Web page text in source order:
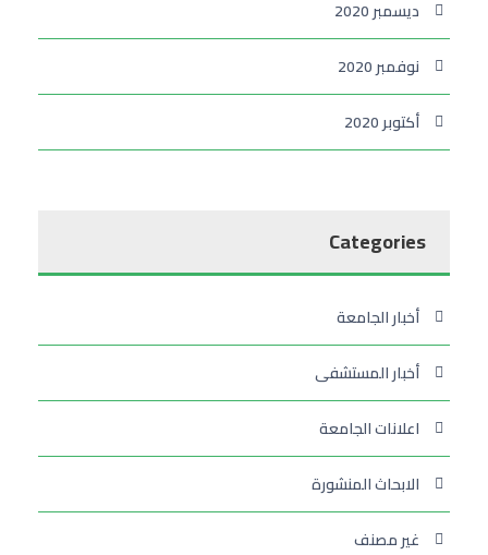
ديسمبر 2020
نوفمبر 2020
أكتوبر 2020
Categories
أخبار الجامعة
أخبار المستشفى
اعلانات الجامعة
الابحاث المنشورة
غير مصنف